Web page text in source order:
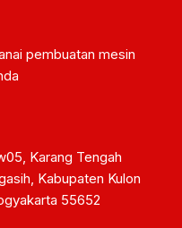
pembuatan mesin
Karang Tengah
Kabupaten Kulon
55652